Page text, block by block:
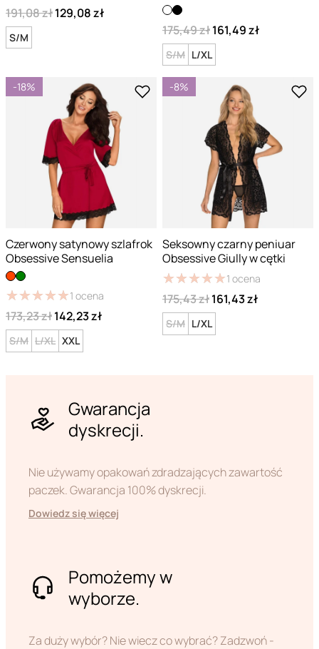
191,08 zł129,08 zł
S/M 175,49 zł161,49 zł
S/M L/XL
-18%
Czerwony satynowy szlafrok
Obsessive Sensuelia
★★★★★
★★★★★1 ocena
173,23 zł142,23 zł
S/M L/XL XXL
-8%
Seksowny czarny peniuar
Obsessive Giully w cętki
★★★★★
★★★★★1 ocena
175,43 zł161,43 zł
S/M L/XL
Gwarancja
dyskrecji.
Nie używamy opakowań zdradzających zawartość
paczek. Gwarancja 100% dyskrecji.
Dowiedz się więcej
Pomożemy w
wyborze.
Za duży wybór? Nie wiecz co wybrać? Zadzwoń -